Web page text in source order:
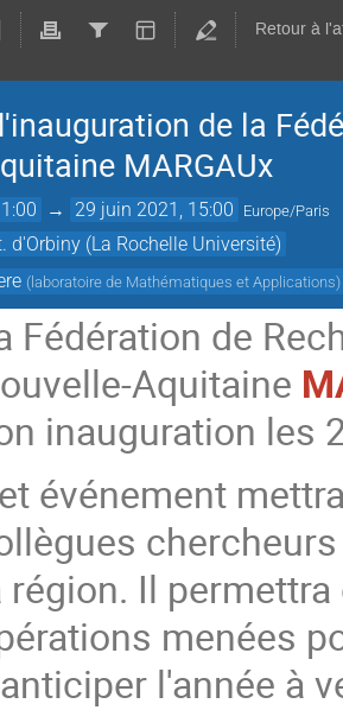
Retour à
de la
MARGAUx
→ 29 juin 2021, 15:00 Europe/Paris
d'Orbiny (La Rochelle Université)
(laboratoire de Mathématiques et Applications)
Fédération de
Aquitaine
inauguration les
événement
région. Il
menées
l'année à